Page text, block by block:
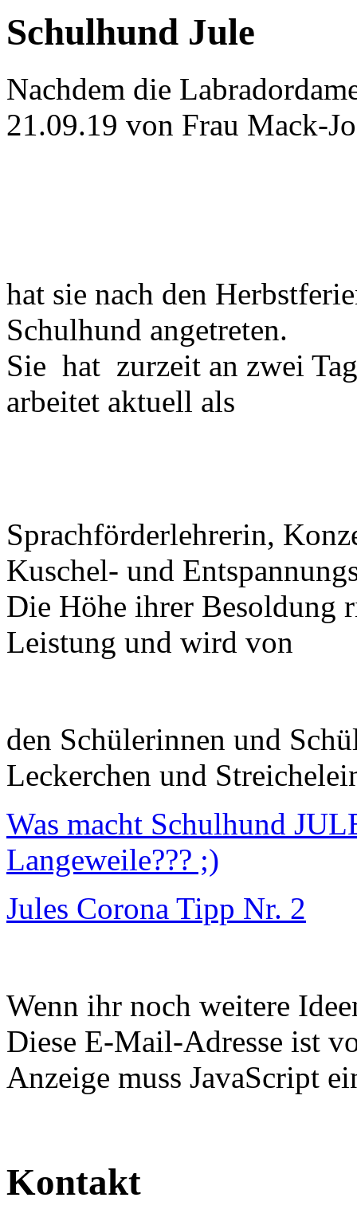
Schulhund Jule
Nachdem die
21.09.19 von Frau Mack-
hat sie nach den
Schulhund angetreten.
Sie hat zurzeit an zwei
arbeitet aktuell als
Sprachförderlehrerin,
Kuschel- und
Die Höhe ihrer Besoldung
Leistung und wird von
den Schülerinnen und
Leckerchen und
Was macht Schulhund
Langeweile??? ;)
Jules Corona Tipp Nr. 2
Wenn ihr noch weitere
Diese E-Mail-Adresse ist
Anzeige muss JavaScript
Kontakt